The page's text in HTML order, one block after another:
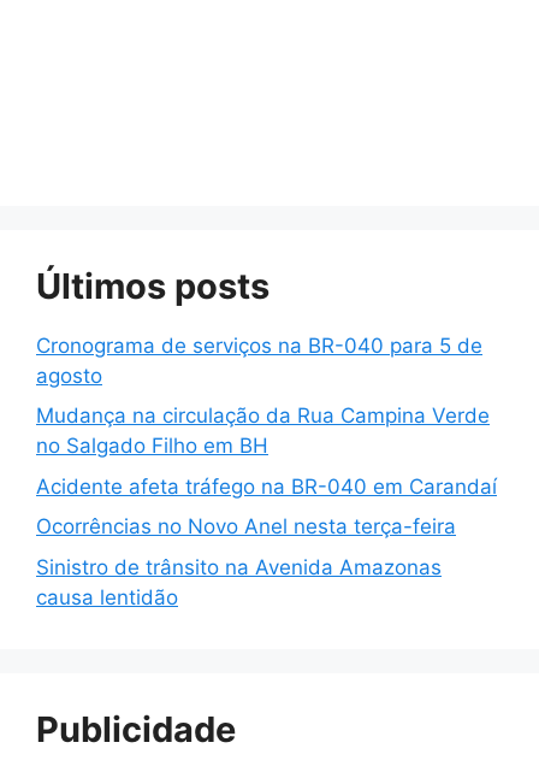
Últimos posts
Cronograma de serviços na BR-040 para 5 de
agosto
Mudança na circulação da Rua Campina Verde
no Salgado Filho em BH
Acidente afeta tráfego na BR-040 em Carandaí
Ocorrências no Novo Anel nesta terça-feira
Sinistro de trânsito na Avenida Amazonas
causa lentidão
Publicidade